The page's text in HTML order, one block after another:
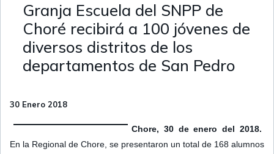
Granja Escuela del SNPP de
Choré recibirá a 100 jóvenes de
diversos distritos de los
departamentos de San Pedro
30 Enero 2018
Chore, 30 de enero del 2018.
En la Regional de Chore, se presentaron un total de 168 alumnos